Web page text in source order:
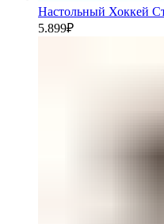
Настольный Хоккей
5.899₽